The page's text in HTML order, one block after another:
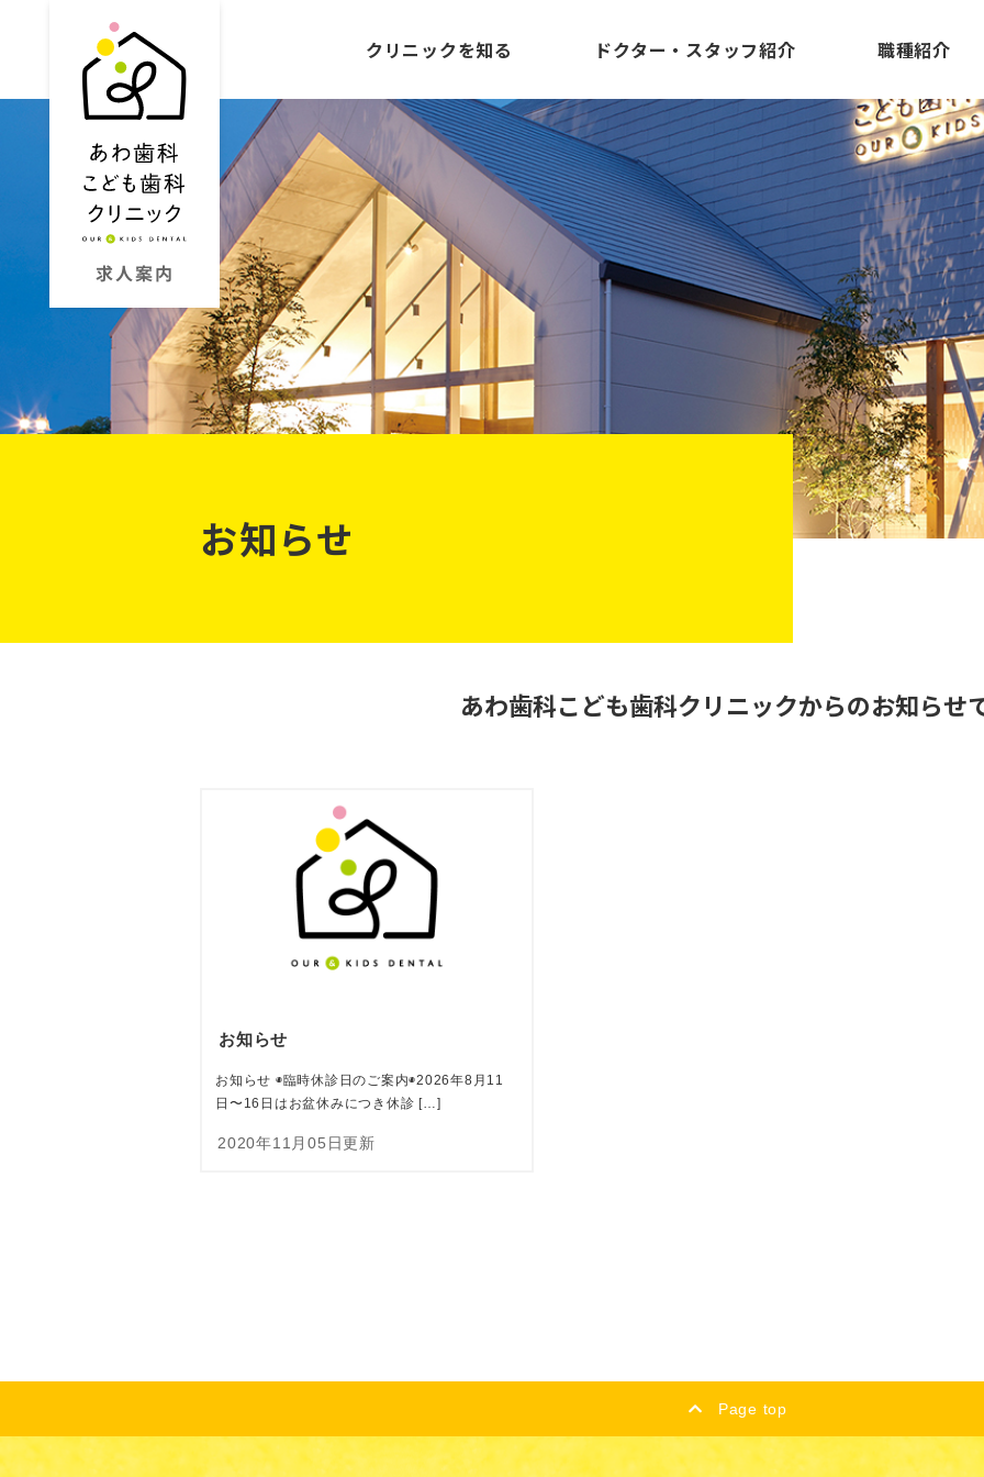
クリニックを知る ドクター・スタッフ紹介 職種紹介
お知らせ
あわ歯科こども歯科クリニックからのお知らせ
お知らせ
お知らせ ◉臨時休診日のご案内◉2026年8月11
日〜16日はお盆休みにつき休診 […]
2020年11月05日更新
Page top